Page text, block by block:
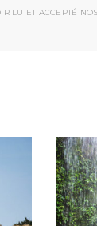
LU ET ACCEPTÉ